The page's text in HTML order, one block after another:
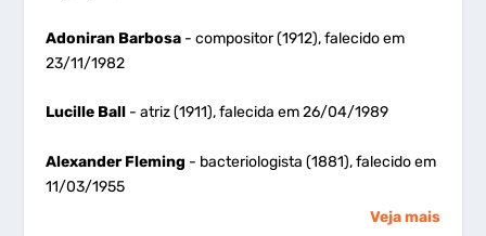
Adoniran Barbosa - compositor (1912), falecido em
23/11/1982
Lucille Ball - atriz (1911), falecida em 26/04/1989
Alexander Fleming - bacteriologista (1881), falecido em
11/03/1955
Veja mais